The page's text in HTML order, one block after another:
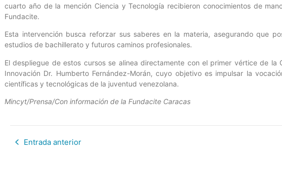
cuarto año de la mención Ciencia y Tecnología recibieron conocimientos de
Fundacite.
Esta intervención busca reforzar sus saberes en la materia, asegurando que
estudios de bachillerato y futuros caminos profesionales.
El despliegue de estos cursos se alinea directamente con el primer vértice de la
Innovación Dr. Humberto Fernández-Morán, cuyo objetivo es impulsar la
científicas y tecnológicas de la juventud venezolana.
Mincyt/Prensa/Con información de la Fundacite Caracas
Entrada anterior